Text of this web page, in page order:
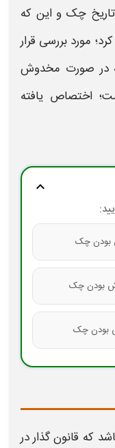
چک و این که
مورد بررسی قرار
در صورت مخدوش
اختصاص یافته
expand_more
که قانونگذار در